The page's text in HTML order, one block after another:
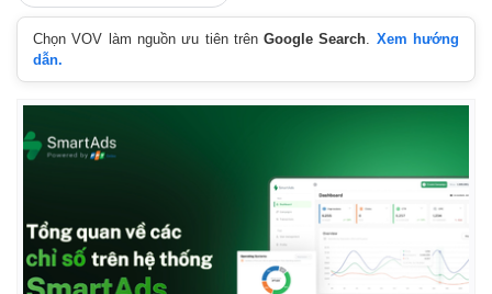
Chọn VOV làm nguồn ưu tiên trênGoogle Search. Xem hướng
dẫn.